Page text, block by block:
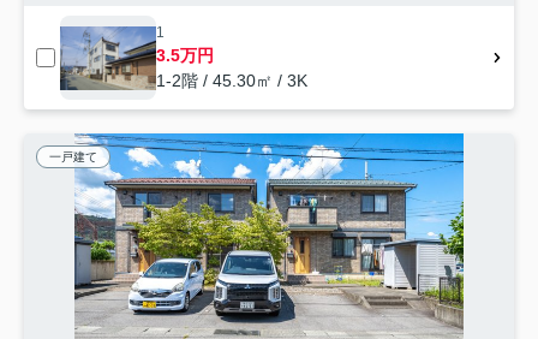
1
3.5万円
1-2階 / 45.30㎡ / 3K
一戸建て